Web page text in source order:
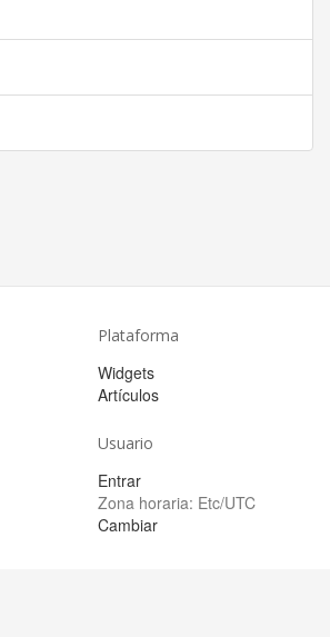
Plataforma
Widgets
Artículos
Usuario
Entrar
Zona horaria: Etc/UTC
Cambiar